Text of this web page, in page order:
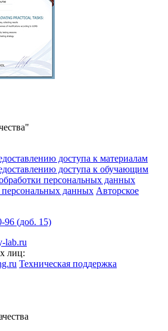
доступа к материалам
доступа к обучающим
персональных данных
персональных данных Авторское
96 (доб. 15)
lab.ru
лиц:
Техническая поддержка